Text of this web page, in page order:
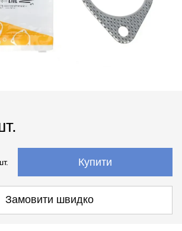
Купити
Замовити швидко